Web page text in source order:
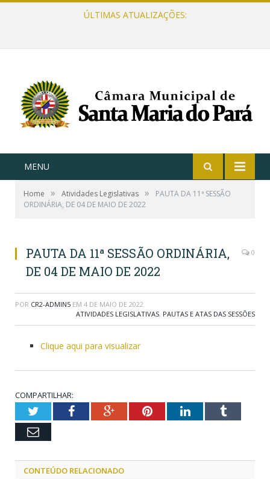
ÚLTIMAS ATUALIZAÇÕES:
MENU
Home » Atividades Legislativas »
PAUTA DA 11ª SESSÃO
ORDINÁRIA, DE 04 DE MAIO DE 2022
PAUTA DA 11ª SESSÃO ORDINÁRIA,
DE 04 DE MAIO DE 2022
0
POR CR2-ADMIN5 EM 4 DE MAIO DE 2022
ATIVIDADES LEGISLATIVAS, PAUTAS E ATAS DAS SESSÕES
Clique aqui para visualizar
COMPARTILHAR:
TwitterFacebookGoogle+PinterestLinkedInTumblr
Email
CONTEÚDO RELACIONADO